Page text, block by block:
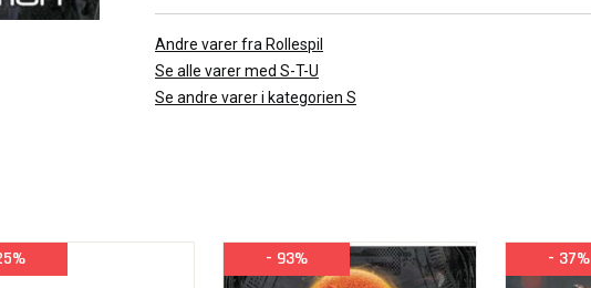
Andre varer fra Rollespil
Se alle varer med S-T-U
Se andre varer i kategorien S
- 93% - 37%